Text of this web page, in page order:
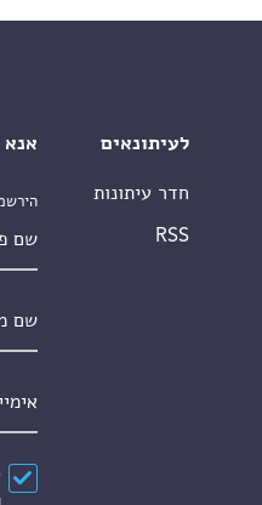
לעיתונאים
חדר עיתונות
RSS
אנא